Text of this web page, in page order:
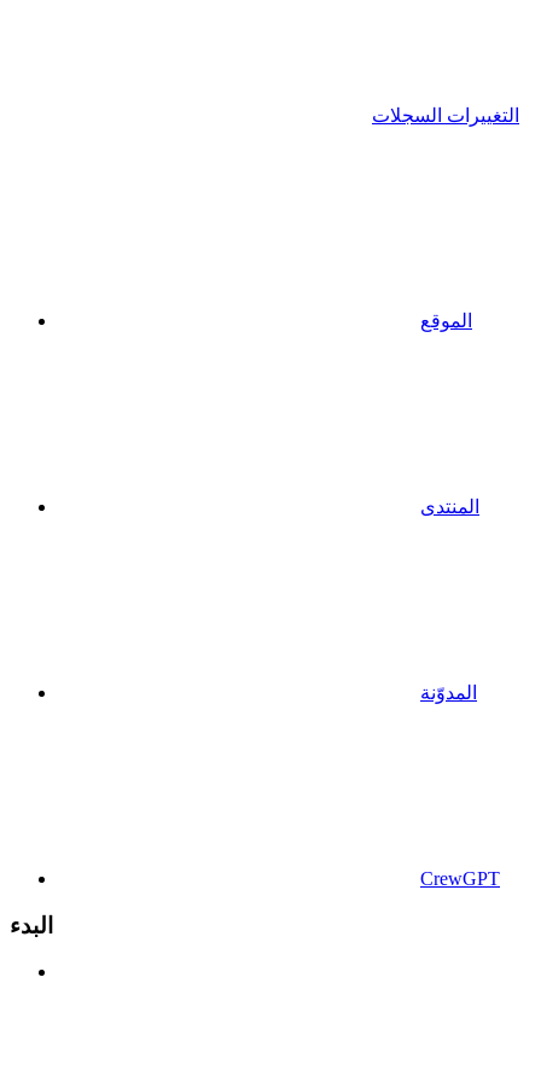
التغييرات السجلات
الموقع
المنتدى
المدوّنة
CrewGPT
البدء